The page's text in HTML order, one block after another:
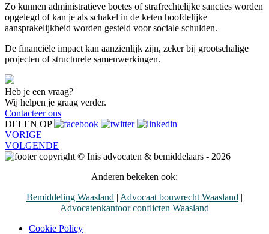
Zo kunnen administratieve boetes of strafrechtelijke sancties worden
opgelegd of kan je als schakel in de keten hoofdelijke
aansprakelijkheid worden gesteld voor sociale schulden.
De financiële impact kan aanzienlijk zijn, zeker bij grootschalige
projecten of structurele samenwerkingen.
Heb je een vraag?
Wij helpen je graag verder.
Contacteer ons
DELEN OP
VORIGE
VOLGENDE
© Inis advocaten & bemiddelaars - 2026
Anderen bekeken ook:
Bemiddeling Waasland | Advocaat bouwrecht Waasland |
Advocatenkantoor conflicten Waasland
Cookie Policy